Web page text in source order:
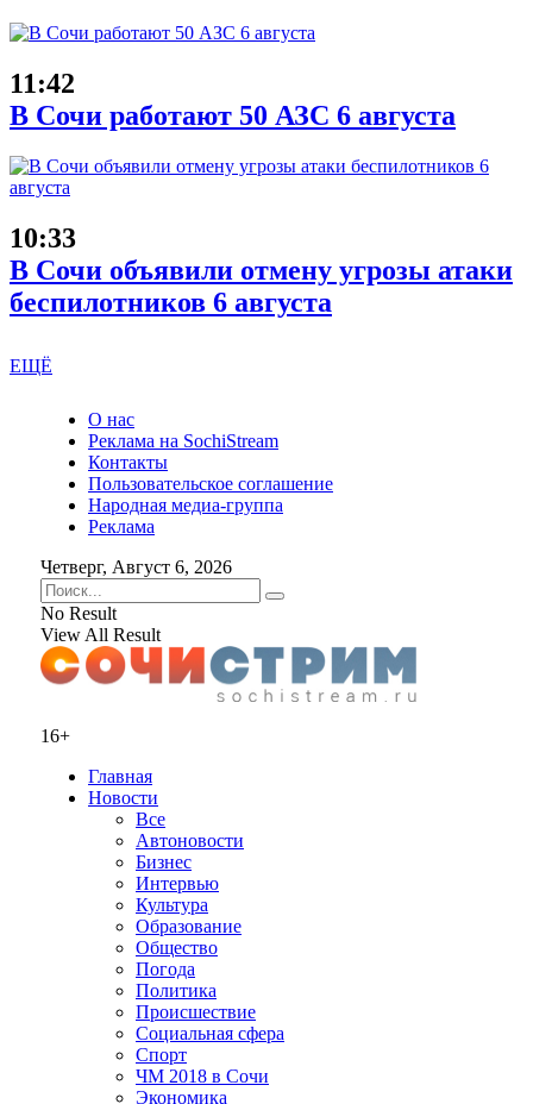
11:42
В Сочи работают 50 АЗС 6 августа
10:33
В Сочи объявили отмену угрозы атаки
беспилотников 6 августа
ЕЩЁ
О нас
Реклама на SochiStream
Контакты
Пользовательское соглашение
Народная медиа-группа
Реклама
Четверг, Август 6, 2026
No Result
View All Result
16+
Главная
Новости
Все
Автоновости
Бизнес
Интервью
Культура
Образование
Общество
Погода
Политика
Происшествие
Социальная сфера
Спорт
ЧМ 2018 в Сочи
Экономика